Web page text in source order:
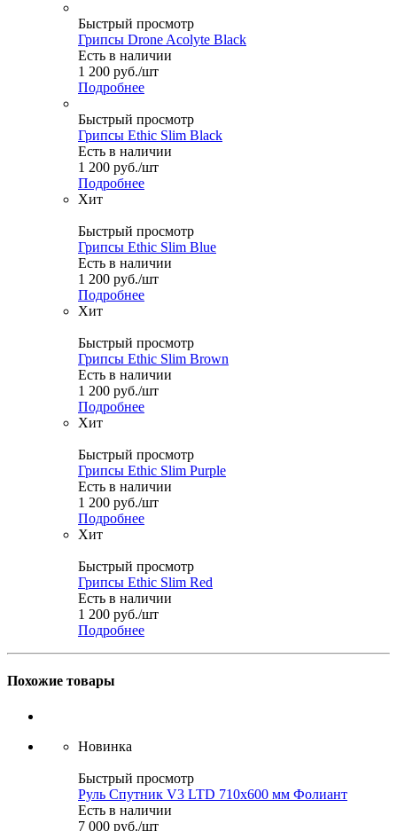
Быстрый просмотр
Грипсы Drone Acolyte Black
Есть в наличии
1 200 руб./шт
Подробнее
Быстрый просмотр
Грипсы Ethic Slim Black
Есть в наличии
1 200 руб./шт
Подробнее
Хит
Быстрый просмотр
Грипсы Ethic Slim Blue
Есть в наличии
1 200 руб./шт
Подробнее
Хит
Быстрый просмотр
Грипсы Ethic Slim Brown
Есть в наличии
1 200 руб./шт
Подробнее
Хит
Быстрый просмотр
Грипсы Ethic Slim Purple
Есть в наличии
1 200 руб./шт
Подробнее
Хит
Быстрый просмотр
Грипсы Ethic Slim Red
Есть в наличии
1 200 руб./шт
Подробнее
Похожие товары
Новинка
Быстрый просмотр
Руль Спутник V3 LTD 710x600 мм Фолиант
Есть в наличии
7 000 руб./шт